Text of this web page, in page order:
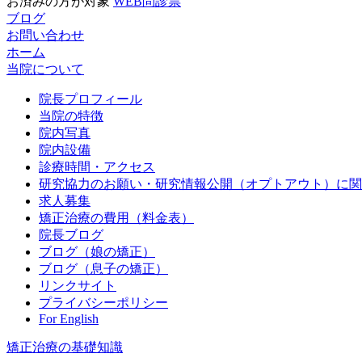
ブログ
お問い合わせ
ホーム
当院について
院長プロフィール
当院の特徴
院内写真
院内設備
診療時間・アクセス
研究協力のお願い・研究情報公開（オプトアウト）に
求人募集
矯正治療の費用（料金表）
院長ブログ
ブログ（娘の矯正）
ブログ（息子の矯正）
リンクサイト
プライバシーポリシー
For English
矯正治療の基礎知識